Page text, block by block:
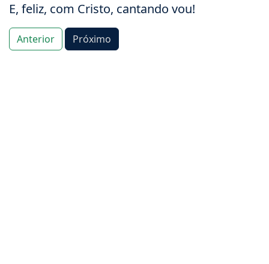
E, feliz, com Cristo, cantando vou!
Anterior Próximo